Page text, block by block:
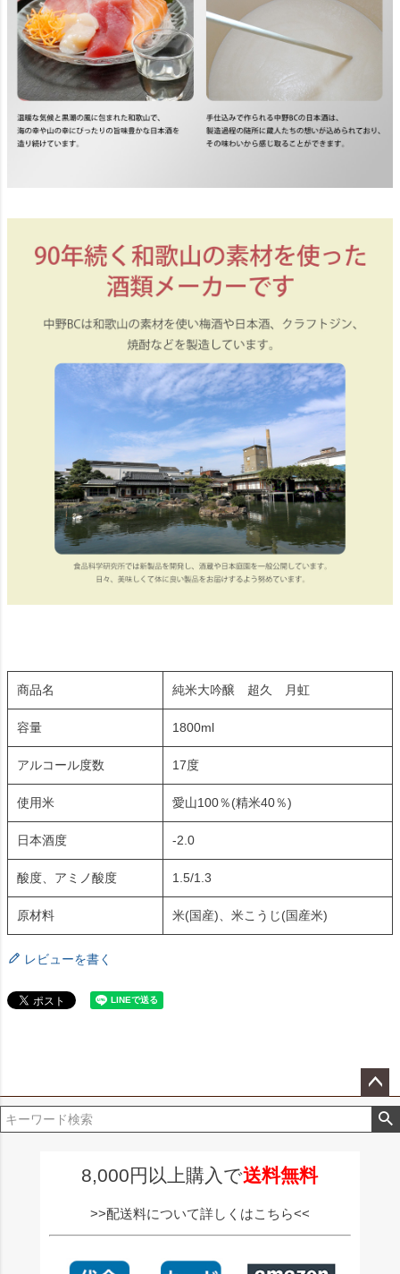
商品名 純米大吟醸 超久 月虹
容量 1800ml
アルコール度数 17度
使用米 愛山100％(精米40％)
日本酒度 -2.0
酸度、アミノ酸度 1.5/1.3
原材料 米(国産)、米こうじ(国産米)
レビューを書く
ペー
ジト
8,000円以上購入で送料無料
>>配送料について詳しくはこちら<<